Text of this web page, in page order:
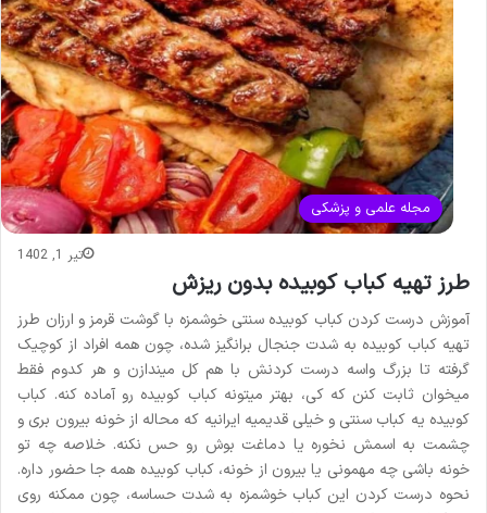
مجله علمی و پزشکی
تیر 1, 1402
طرز تهیه کباب کوبیده بدون ریزش
آموزش درست کردن کباب کوبیده سنتی خوشمزه با گوشت قرمز و ارزان طرز
تهیه کباب کوبیده به شدت جنجال برانگیز شده، چون همه افراد از کوچیک
گرفته تا بزرگ واسه درست کردنش با هم کل میندازن و هر کدوم فقط
میخوان ثابت کنن که کی، بهتر میتونه کباب کوبیده رو آماده کنه. کباب
کوبیده یه کباب سنتی و خیلی قدیمیه ایرانیه که محاله از خونه بیرون بری و
چشمت به اسمش نخوره یا دماغت بوش رو حس نکنه. خلاصه چه تو
خونه باشی چه مهمونی یا بیرون از خونه، کباب کوبیده همه جا حضور داره.
نحوه درست کردن این کباب خوشمزه به شدت حساسه، چون ممکنه روی